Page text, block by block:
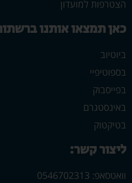
הצטרפות למועדון
כאן תמצאו אותנו
ביוטיוב
בספוטיפיי
בפייסבוק
באינסטגרם
בטיקטוק
ליצור קשר:
וואטסאפ: 0546702313